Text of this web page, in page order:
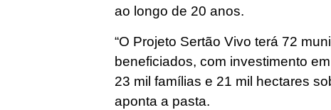
ao longo de 20 anos.
“O Projeto Sertão Vivo terá 72
beneficiados, com investimento
23 mil famílias e 21 mil hectares
aponta a pasta.